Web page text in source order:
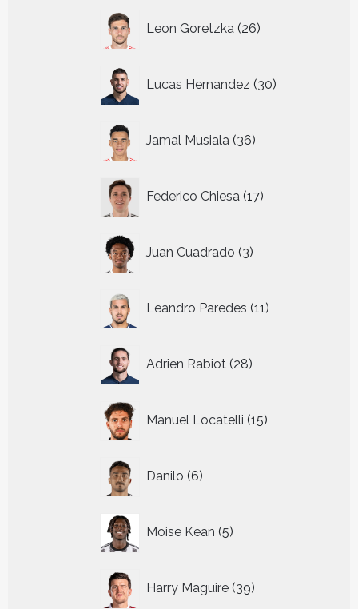
Leon Goretzka 26
producten
Lucas Hernandez 30
producten
Jamal Musiala 36
producten
Federico Chiesa 17
producten
Juan Cuadrado 3
producten
Leandro Paredes 11
producten
Adrien Rabiot 28
producten
Manuel Locatelli 15
producten
Danilo 6
producten
Moise Kean 5
producten
Harry Maguire 39
producten